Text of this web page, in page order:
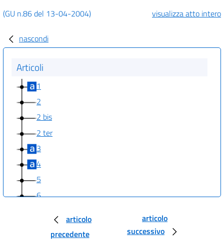
(GU n.86 del 13-04-2004)
visualizza atto intero
nascondi
Articoli
1
2
2 bis
2 ter
3
4
5
6
articolo
precedente
articolo
successivo